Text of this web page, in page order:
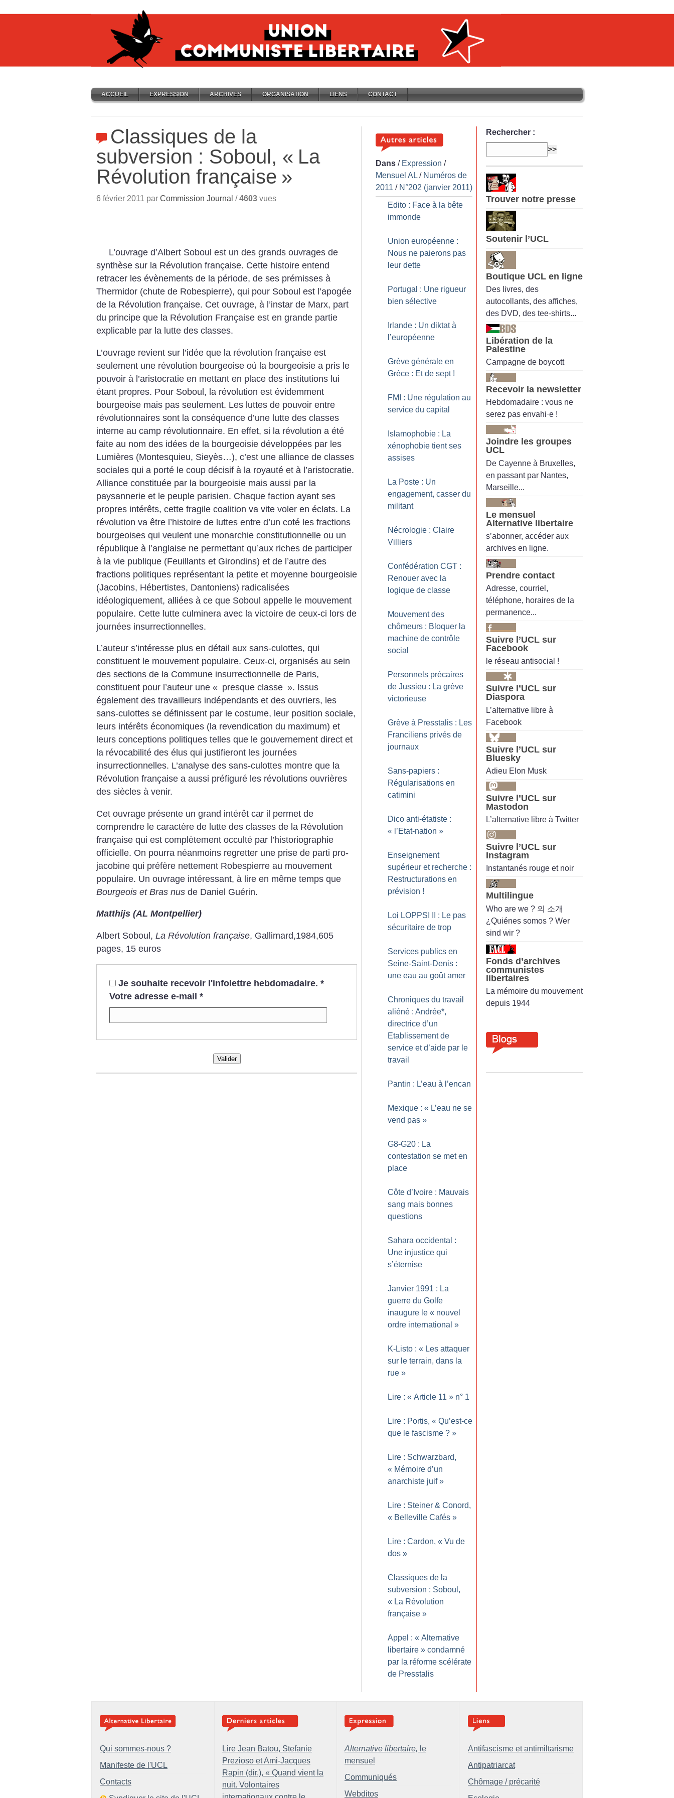
ACCUEIL EXPRESSION ARCHIVES ORGANISATION LIENS CONTACT
Classiques de la
subversion : Soboul, « La
Révolution française »
6 février 2011 par Commission Journal /4603 vues
L’ouvrage d’Albert Soboul est un des grands ouvrages de
synthèse sur la Révolution française. Cette histoire entend
retracer les évènements de la période, de ses prémisses à
Thermidor (chute de Robespierre), qui pour Soboul est l’apogée
de la Révolution française. Cet ouvrage, à l’instar de Marx, part
du principe que la Révolution Française est en grande partie
explicable par la lutte des classes.
L’ouvrage revient sur l’idée que la révolution française est
seulement une révolution bourgeoise où la bourgeoisie a pris le
pouvoir à l’aristocratie en mettant en place des institutions lui
étant propres. Pour Soboul, la révolution est évidemment
bourgeoise mais pas seulement. Les luttes de pouvoir entre
révolutionnaires sont la conséquence d’une lutte des classes
interne au camp révolutionnaire. En effet, si la révolution a été
faite au nom des idées de la bourgeoisie développées par les
Lumières (Montesquieu, Sieyès…), c’est une alliance de classes
sociales qui a porté le coup décisif à la royauté et à l’aristocratie.
Alliance constituée par la bourgeoisie mais aussi par la
paysannerie et le peuple parisien. Chaque faction ayant ses
propres intérêts, cette fragile coalition va vite voler en éclats. La
révolution va être l’histoire de luttes entre d’un coté les fractions
bourgeoises qui veulent une monarchie constitutionnelle ou un
république à l’anglaise ne permettant qu’aux riches de participer
à la vie publique (Feuillants et Girondins) et de l’autre des
fractions politiques représentant la petite et moyenne bourgeoisie
(Jacobins, Hébertistes, Dantoniens) radicalisées
idéologiquement, alliées à ce que Soboul appelle le mouvement
populaire. Cette lutte culminera avec la victoire de ceux-ci lors de
journées insurrectionnelles.
L’auteur s’intéresse plus en détail aux sans-culottes, qui
constituent le mouvement populaire. Ceux-ci, organisés au sein
des sections de la Commune insurrectionnelle de Paris,
constituent pour l’auteur une « presque classe ». Issus
également des travailleurs indépendants et des ouvriers, les
sans-culottes se définissent par le costume, leur position sociale,
leurs intérêts économiques (la revendication du maximum) et
leurs conceptions politiques telles que le gouvernement direct et
la révocabilité des élus qui justifieront les journées
insurrectionnelles. L’analyse des sans-culottes montre que la
Révolution française a aussi préfiguré les révolutions ouvrières
des siècles à venir.
Cet ouvrage présente un grand intérêt car il permet de
comprendre le caractère de lutte des classes de la Révolution
française qui est complètement occulté par l’historiographie
officielle. On pourra néanmoins regretter une prise de parti pro-
jacobine qui préfère nettement Robespierre au mouvement
populaire. Un ouvrage intéressant, à lire en même temps que
Bourgeois et Bras nus de Daniel Guérin.
Matthijs (AL Montpellier)
Albert Soboul, La Révolution française, Gallimard,1984,605
pages, 15 euros
Je souhaite recevoir l'infolettre hebdomadaire. *
Votre adresse e-mail *
Valider
Dans / Expression /
Mensuel AL / Numéros de
2011 / N°202 (janvier 2011)
Edito : Face à la bête
immonde
Union européenne :
Nous ne paierons pas
leur dette
Portugal : Une rigueur
bien sélective
Irlande : Un diktat à
l’européenne
Grève générale en
Grèce : Et de sept !
FMI : Une régulation au
service du capital
Islamophobie : La
xénophobie tient ses
assises
La Poste : Un
engagement, casser du
militant
Nécrologie : Claire
Villiers
Confédération CGT :
Renouer avec la
logique de classe
Mouvement des
chômeurs : Bloquer la
machine de contrôle
social
Personnels précaires
de Jussieu : La grève
victorieuse
Grève à Presstalis : Les
Franciliens privés de
journaux
Sans-papiers :
Régularisations en
catimini
Dico anti-étatiste :
« l’Etat-nation »
Enseignement
supérieur et recherche :
Restructurations en
prévision !
Loi LOPPSI II : Le pas
sécuritaire de trop
Services publics en
Seine-Saint-Denis :
une eau au goût amer
Chroniques du travail
aliéné : Andrée*,
directrice d’un
Etablissement de
service et d’aide par le
travail
Pantin : L’eau à l’encan
Mexique : « L’eau ne se
vend pas »
G8-G20 : La
contestation se met en
place
Côte d’Ivoire : Mauvais
sang mais bonnes
questions
Sahara occidental :
Une injustice qui
s’éternise
Janvier 1991 : La
guerre du Golfe
inaugure le « nouvel
ordre international »
K-Listo : « Les attaquer
sur le terrain, dans la
rue »
Lire : « Article 11 » n° 1
Lire : Portis, « Qu’est-ce
que le fascisme ? »
Lire : Schwarzbard,
« Mémoire d’un
anarchiste juif »
Lire : Steiner & Conord,
« Belleville Cafés »
Lire : Cardon, « Vu de
dos »
Classiques de la
subversion : Soboul,
« La Révolution
française »
Appel : « Alternative
libertaire » condamné
par la réforme scélérate
de Presstalis
Rechercher :
Trouver notre presse
Soutenir l’UCL
Boutique UCL en ligne
Des livres, des
autocollants, des affiches,
des DVD, des tee-shirts...
Libération de la
Palestine
Campagne de boycott
Recevoir la newsletter
Hebdomadaire : vous ne
serez pas envahi·e !
Joindre les groupes
UCL
De Cayenne à Bruxelles,
en passant par Nantes,
Marseille...
Le mensuel
Alternative libertaire
s’abonner, accéder aux
archives en ligne.
Prendre contact
Adresse, courriel,
téléphone, horaires de la
permanence...
Suivre l’UCL sur
Facebook
le réseau antisocial !
Suivre l’UCL sur
Diaspora
L’alternative libre à
Facebook
Suivre l’UCL sur
Bluesky
Adieu Elon Musk
Suivre l’UCL sur
Mastodon
L’alternative libre à Twitter
Suivre l’UCL sur
Instagram
Instantanés rouge et noir
Multilingue
Who are we ? 의 소개
¿Quiénes somos ? Wer
sind wir ?
Fonds d’archives
communistes
libertaires
La mémoire du mouvement
depuis 1944
Qui sommes-nous ?
Manifeste de l'UCL
Contacts
Lire Jean Batou, Stefanie
Prezioso et Ami-Jacques
Rapin (dir.), « Quand vient la
nuit. Volontaires
Alternative libertaire, le
mensuel
Communiqués
Webditos
Antifascisme et antimiltarisme
Antipatriarcat
Chômage / précarité